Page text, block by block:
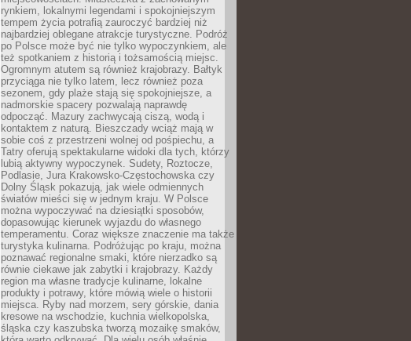
rynkiem, lokalnymi legendami i spokojniejszym
tempem życia potrafią zauroczyć bardziej niż
najbardziej oblegane atrakcje turystyczne. Podróż
po Polsce może być nie tylko wypoczynkiem, ale
też spotkaniem z historią i tożsamością miejsc.
Ogromnym atutem są również krajobrazy. Bałtyk
przyciąga nie tylko latem, lecz również poza
sezonem, gdy plaże stają się spokojniejsze, a
nadmorskie spacery pozwalają naprawdę
odpocząć. Mazury zachwycają ciszą, wodą i
kontaktem z naturą. Bieszczady wciąż mają w
sobie coś z przestrzeni wolnej od pośpiechu, a
Tatry oferują spektakularne widoki dla tych, którzy
lubią aktywny wypoczynek. Sudety, Roztocze,
Podlasie, Jura Krakowsko-Częstochowska czy
Dolny Śląsk pokazują, jak wiele odmiennych
światów mieści się w jednym kraju. W Polsce
można wypoczywać na dziesiątki sposobów,
dopasowując kierunek wyjazdu do własnego
temperamentu. Coraz większe znaczenie ma także
turystyka kulinarna. Podróżując po kraju, można
poznawać regionalne smaki, które nierzadko są
równie ciekawe jak zabytki i krajobrazy. Każdy
region ma własne tradycje kulinarne, lokalne
produkty i potrawy, które mówią wiele o historii
miejsca. Ryby nad morzem, sery górskie, dania
kresowe na wschodzie, kuchnia wielkopolska,
śląska czy kaszubska tworzą mozaikę smaków,